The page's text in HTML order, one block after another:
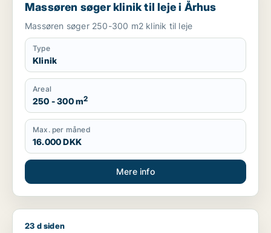
Massøren søger klinik til leje i Århus
Massøren søger 250-300 m2 klinik til leje
Type
Klinik
Areal
250 - 300 m2
Max. per måned
16.000 DKK
Mere info
Jeg søger kontor, butik eller klinik til leje i Risskov
23 d siden